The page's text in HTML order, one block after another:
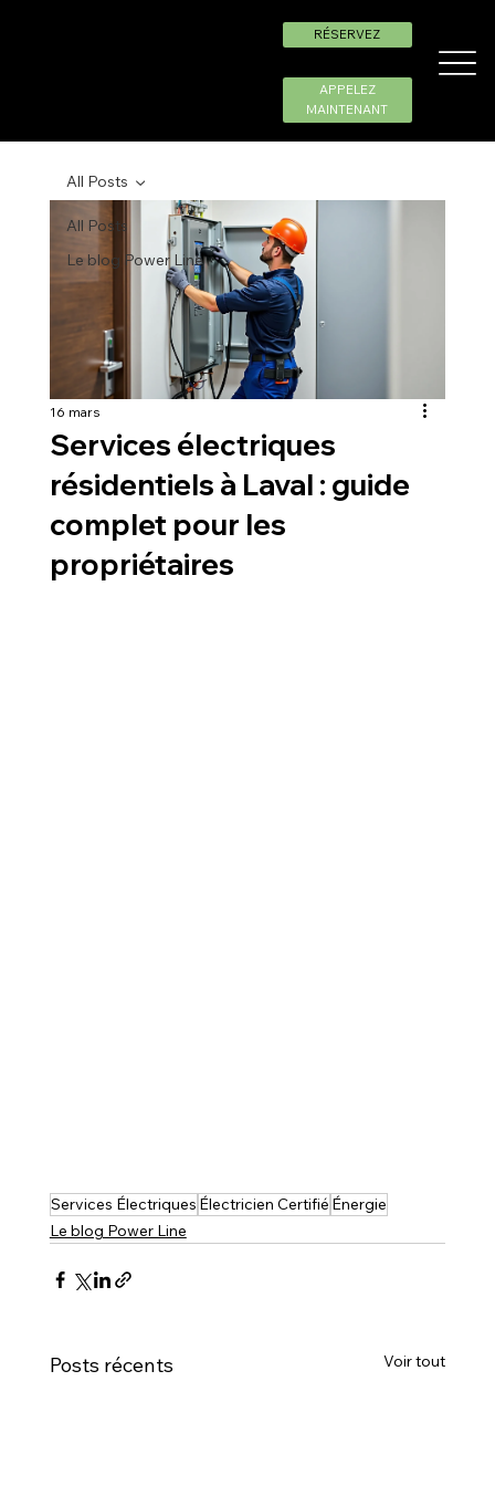
APPELEZ
MAINTENANT
RÉSERVEZ
All Posts
Le blog Power Line
All Posts
Services électriques
résidentiels à Laval : guide
complet pour les
propriétaires
16 mars
Services Électriques Électricien Certifié Énergie
Le blog Power Line
Posts récents Voir tout